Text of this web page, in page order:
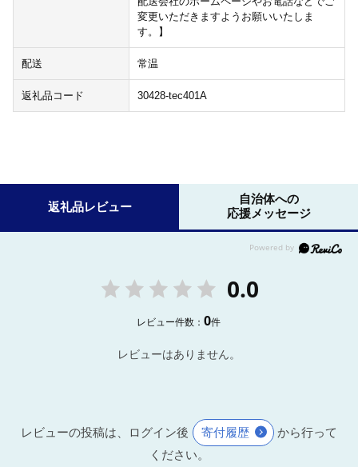
変更いただきますようお願いいたしま
す。】
配送 常温
返礼品コード 30428-tec401A
返礼品レビュー
自治体への
応援メッセージ
0.0
レビュー件数：0件
レビューはありません。
レビューの投稿は、ログイン後 寄付履歴
から行って
ください。